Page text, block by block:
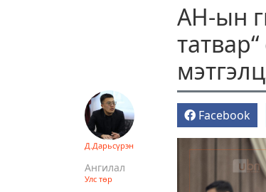
АН-ын
Д.Дарьсүрэн
Ангилал
Улс төр
Facebook